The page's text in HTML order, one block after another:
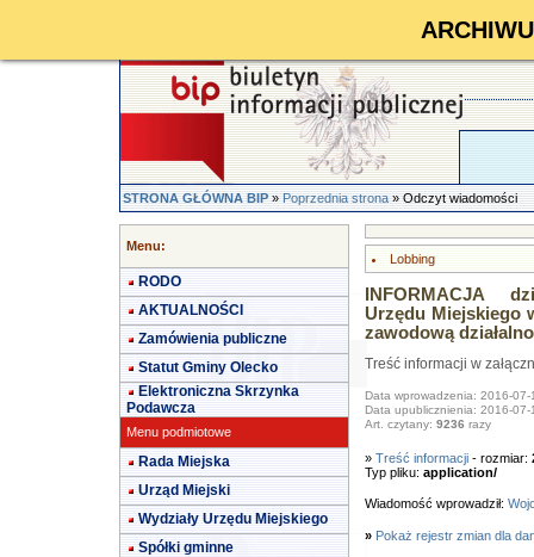
STRONA GŁÓWNA BIP»Poprzednia strona» Odczyt wiadomości
Menu:
RODO
AKTUALNOŚCI
Zamówienia publiczne
Statut Gminy Olecko
Elektroniczna Skrzynka
Podawcza
Menu podmiotowe
Rada Miejska
Urząd Miejski
Wydziały Urzędu Miejskiego
Spółki gminne
Lobbing
INFORMACJA
Urzędu Miejskiego
zawodową
Treść informacji w
Data wprowadzenia: 2016-07-
Data upublicznienia: 2016-07-
Art. czytany: 9236 razy
» Treść informacji- rozmiar:
Typ pliku: application/
Wiadomość wprowadził:
» Pokaż rejestr zmian dla